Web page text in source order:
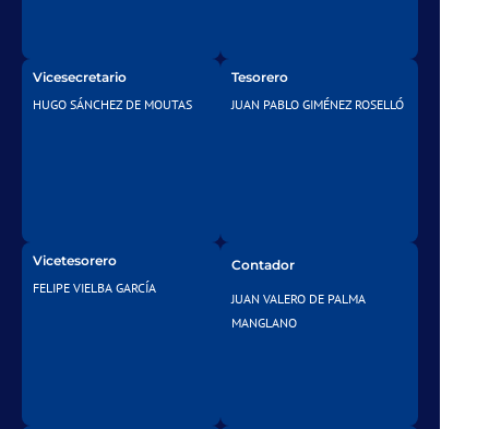
Vicesecretario
HUGO SÁNCHEZ DE MOUTAS
Tesorero
JUAN PABLO GIMÉNEZ ROSELLÓ
Vicetesorero
FELIPE VIELBA GARCÍA
Contador
JUAN VALERO DE PALMA
MANGLANO